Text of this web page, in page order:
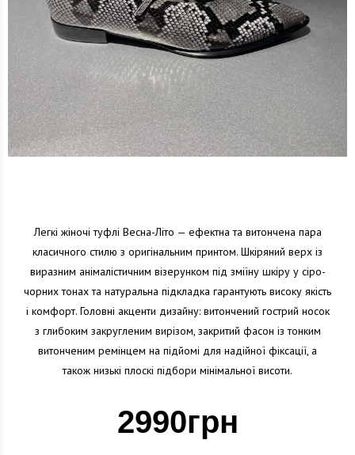
Легкі жіночі туфлі Весна-Літо — ефектна та витончена пара
класичного стилю з оригінальним принтом. Шкіряний верх із
виразним анімалістичним візерунком під зміїну шкіру у сіро-
чорних тонах та натуральна підкладка гарантують високу якість
і комфорт. Головні акценти дизайну: витончений гострий носок
з глибоким закругленим вирізом, закритий фасон із тонким
витонченим ремінцем на підйомі для надійної фіксації, а
також низькі плоскі підбори мінімальної висоти.
2990грн